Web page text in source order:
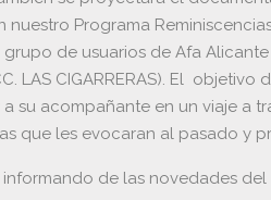
nuestro Programa
de usuarios de Afa
LAS CIGARRERAS). El
a su acompañante en un viaje a
que les evocaran al pasado y
informando de las novedades